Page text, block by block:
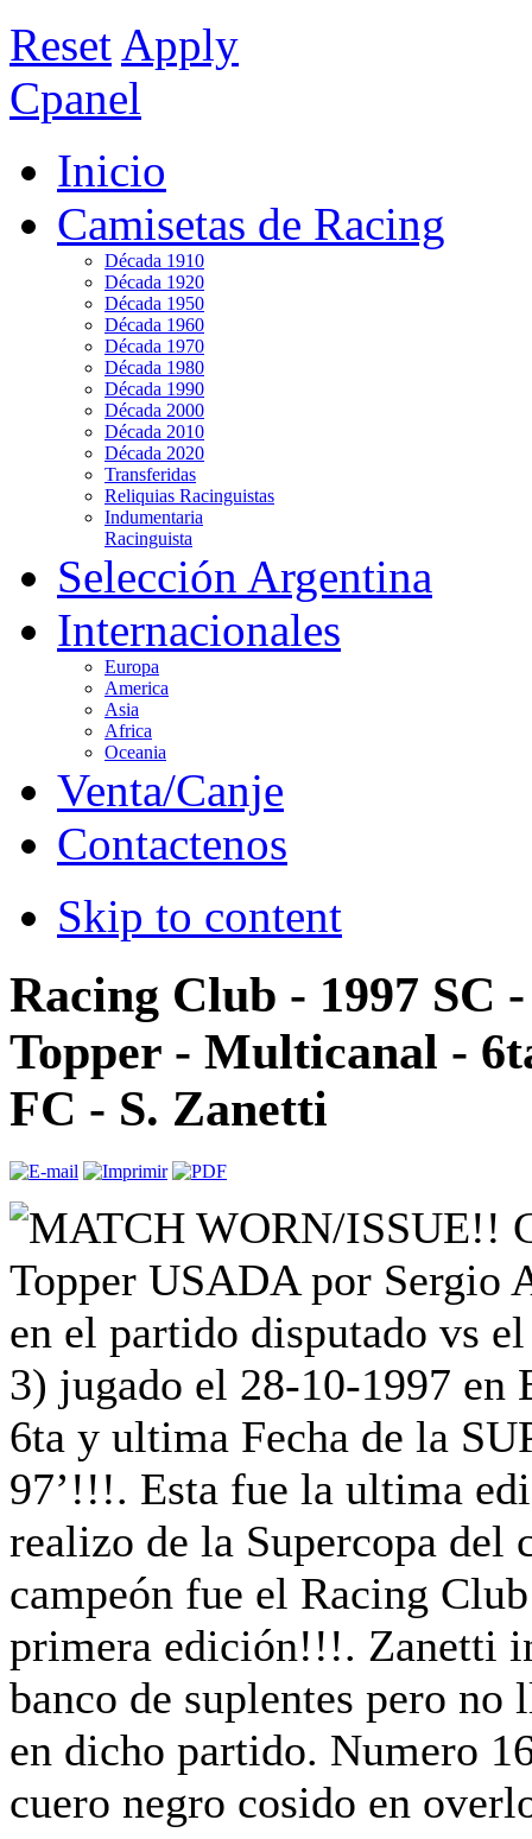
Reset Apply
Cpanel
Inicio
Camisetas de Racing
Década 1910
Década 1920
Década 1950
Década 1960
Década 1970
Década 1980
Década 1990
Década 2000
Década 2010
Década 2020
Transferidas
Reliquias Racinguistas
Indumentaria
Racinguista
Selección Argentina
Internacionales
Europa
America
Asia
Africa
Oceania
Venta/Canje
Contactenos
Skip to content
Racing Club - 1997 SC
Topper - Multicanal -
FC - S. Zanetti